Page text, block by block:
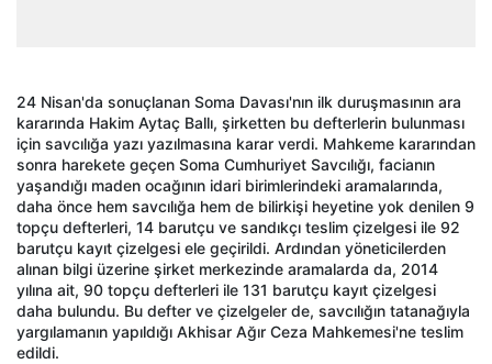
24 Nisan'da sonuçlanan Soma Davası'nın ilk duruşmasının ara
kararında Hakim Aytaç Ballı, şirketten bu defterlerin bulunması
için savcılığa yazı yazılmasına karar verdi. Mahkeme kararından
sonra harekete geçen Soma Cumhuriyet Savcılığı, facianın
yaşandığı maden ocağının idari birimlerindeki aramalarında,
daha önce hem savcılığa hem de bilirkişi heyetine yok denilen 9
topçu defterleri, 14 barutçu ve sandıkçı teslim çizelgesi ile 92
barutçu kayıt çizelgesi ele geçirildi. Ardından yöneticilerden
alınan bilgi üzerine şirket merkezinde aramalarda da, 2014
yılına ait, 90 topçu defterleri ile 131 barutçu kayıt çizelgesi
daha bulundu. Bu defter ve çizelgeler de, savcılığın tatanağıyla
yargılamanın yapıldığı Akhisar Ağır Ceza Mahkemesi'ne teslim
edildi.